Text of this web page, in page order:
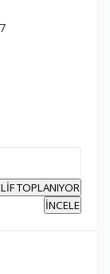
TOPLANIYOR
İNCELE